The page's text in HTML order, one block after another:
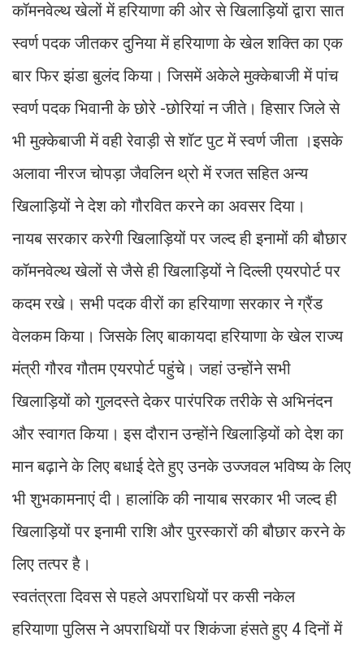
कॉमनवेल्थ खेलों में हरियाणा की ओर से खिलाड़ियों द्वारा सात
स्वर्ण पदक जीतकर दुनिया में हरियाणा के खेल शक्ति का एक
बार फिर झंडा बुलंद किया। जिसमें अकेले मुक्केबाजी में पांच
स्वर्ण पदक भिवानी के छोरे -छोरियां न जीते। हिसार जिले से
भी मुक्केबाजी में वही रेवाड़ी से शॉट पुट में स्वर्ण जीता ।इसके
अलावा नीरज चोपड़ा जैवलिन थ्रो में रजत सहित अन्य
खिलाड़ियों ने देश को गौरवित करने का अवसर दिया।
नायब सरकार करेगी खिलाड़ियों पर जल्द ही इनामों की बौछार
कॉमनवेल्थ खेलों से जैसे ही खिलाड़ियों ने दिल्ली एयरपोर्ट पर
कदम रखे। सभी पदक वीरों का हरियाणा सरकार ने ग्रैंड
वेलकम किया। जिसके लिए बाकायदा हरियाणा के खेल राज्य
मंत्री गौरव गौतम एयरपोर्ट पहुंचे। जहां उन्होंने सभी
खिलाड़ियों को गुलदस्ते देकर पारंपरिक तरीके से अभिनंदन
और स्वागत किया। इस दौरान उन्होंने खिलाड़ियों को देश का
मान बढ़ाने के लिए बधाई देते हुए उनके उज्जवल भविष्य के लिए
भी शुभकामनाएं दी। हालांकि की नायाब सरकार भी जल्द ही
खिलाड़ियों पर इनामी राशि और पुरस्कारों की बौछार करने के
लिए तत्पर है।
स्वतंत्रता दिवस से पहले अपराधियों पर कसी नकेल
हरियाणा पुलिस ने अपराधियों पर शिकंजा हंसते हुए 4 दिनों में